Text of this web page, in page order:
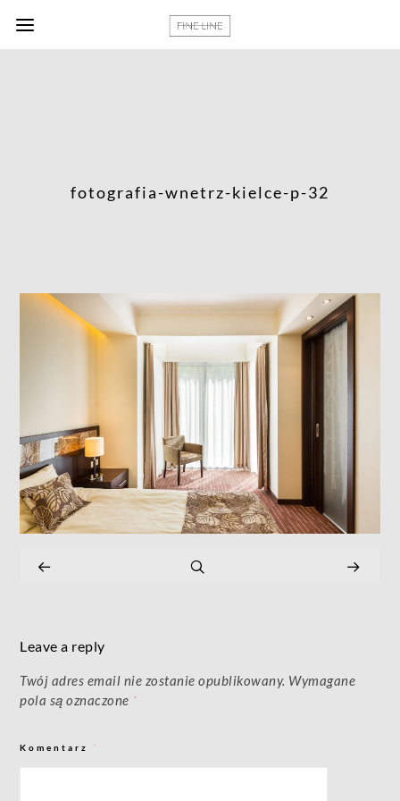
fotografia-wnetrz-kielce-p-32
Leave a reply
Twój adres email nie zostanie opublikowany. Wymagane
pola są oznaczone *
Komentarz *